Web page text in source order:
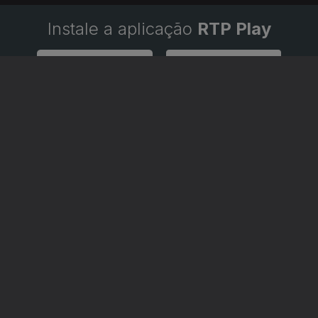
Instale a aplicação RTP Play